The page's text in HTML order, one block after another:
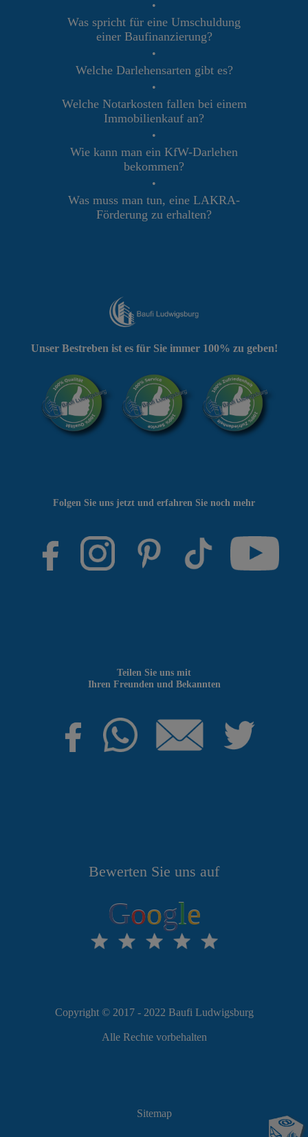
•
Was spricht für eine Umschuldung
einer Baufinanzierung?
•
Welche Darlehensarten gibt es?
•
Welche Notarkosten fallen bei einem
Immobilienkauf an?
•
Wie kann man ein KfW-Darlehen
bekommen?
•
Was muss man tun, eine LAKRA-
Förderung zu erhalten?
Bewerten Sie uns auf
Google
Teilen Sie uns mit
Ihren Freunden und Bekannten
Folgen Sie uns jetzt und erfahren Sie noch mehr
Unser Bestreben ist es für Sie immer 100% zu geben!
Copyright © 2017 - 2022 Baufi Ludwigsburg
Alle Rechte vorbehalten
Sitemap